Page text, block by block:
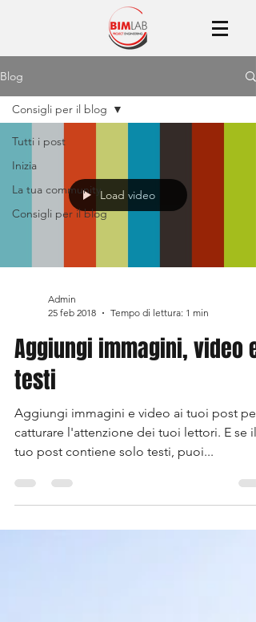
Blog
Tutti i post
Inizia
La tua community
Consigli per il blog
Consigli per il blog
Load video
Admin
25 feb 2018
Tempo di lettura: 1 min
Aggiungi immagini, video e
testi
Aggiungi immagini e video ai tuoi post per
catturare l'attenzione dei tuoi lettori. E se il
tuo post contiene solo testi, puoi...